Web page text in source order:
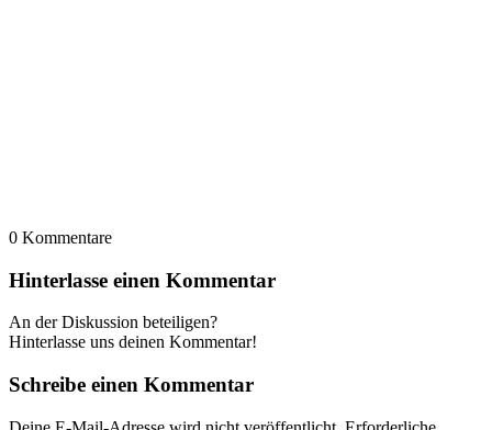
0 Kommentare
Hinterlasse einen Kommentar
An der Diskussion beteiligen?
Hinterlasse uns deinen Kommentar!
Schreibe einen Kommentar